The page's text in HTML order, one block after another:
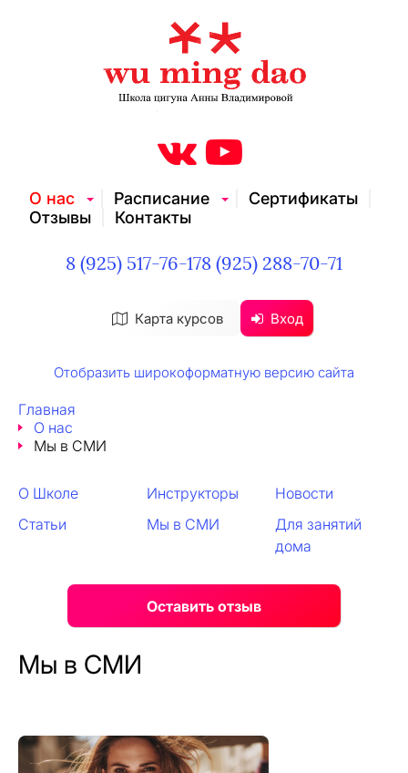
О нас Расписание
Сертификаты
Отзывы
Контакты
Карта курсов Вход
8 (925) 517-76-178 (925) 288-70-71
Отобразить широкоформатную версию сайта
Главная
О нас
Мы в СМИ
О Школе Инструкторы
Новости
Статьи
Мы в СМИ
Для занятий
дома
Оставить отзыв
Мы в СМИ